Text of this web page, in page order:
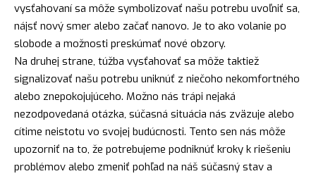
vysťahovaní sa môže symbolizovať našu potrebu uvoľniť sa,
nájsť nový smer alebo začať nanovo. Je to ako volanie po
slobode a možnosti preskúmať nové obzory.
Na druhej strane, túžba vysťahovať sa môže taktiež
signalizovať našu potrebu uniknúť z niečoho nekomfortného
alebo znepokojujúceho. Možno nás trápi nejaká
nezodpovedaná otázka, súčasná situácia nás zväzuje alebo
cítime neistotu vo svojej budúcnosti. Tento sen nás môže
upozorniť na to, že potrebujeme podniknúť kroky k riešeniu
problémov alebo zmeniť pohľad na náš súčasný stav a